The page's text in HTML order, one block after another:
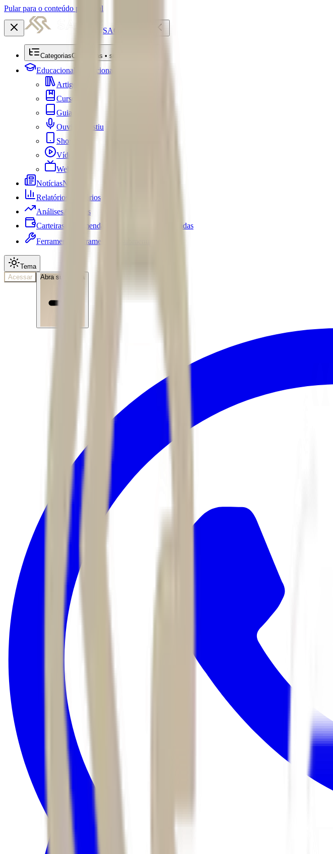
Pular para o conteúdo principal
SACRE
CategoriasCategorias • submenu
Educacional
Educacional
Artigos
Cursos
Guias
Ouviu Investiu
Shorts
Vídeos
Webséries
NotíciasNotícias
Relatórios
Relatórios
Análises Análises
Carteiras Recomendadas
Carteiras Recomendadas
Ferramentas
Ferramentas • submenu
Tema
Acessar
Abra sua conta